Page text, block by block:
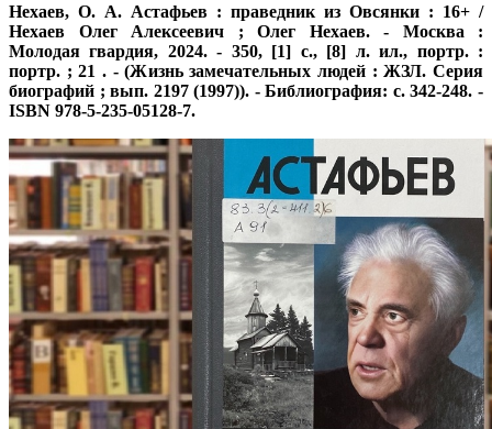
Нехаев, О. А. Астафьев : праведник из Овсянки : 16+ /
Нехаев Олег Алексеевич ; Олег Нехаев. - Москва :
Молодая гвардия, 2024. - 350, [1] с., [8] л. ил., портр. :
портр. ; 21 . - (Жизнь замечательных людей : ЖЗЛ. Серия
биографий ; вып. 2197 (1997)). - Библиография: с. 342-248. -
ISBN 978-5-235-05128-7.